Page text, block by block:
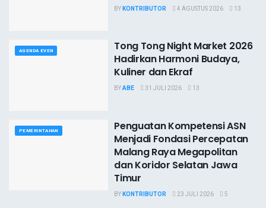
BYKONTRIBUTOR 4 AGUSTUS 2026 13
AGENDA EVEN
Tong Tong Night Market 2026
Hadirkan Harmoni Budaya,
Kuliner dan Ekraf
BYABE 31 JULI 2026 13
PEMERINTAHAN
Penguatan Kompetensi ASN
Menjadi Fondasi Percepatan
Malang Raya Megapolitan
dan Koridor Selatan Jawa
Timur
BYKONTRIBUTOR 23 JULI 2026 5